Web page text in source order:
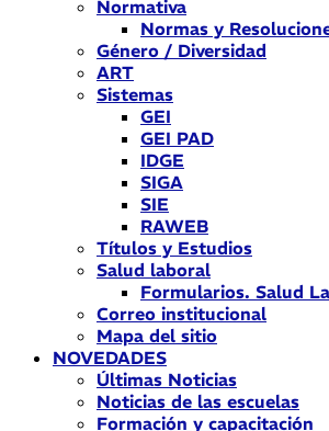
Normativa
Normas y
Género / Diversidad
ART
Sistemas
GEI
GEI PAD
IDGE
SIGA
SIE
RAWEB
Títulos y Estudios
Salud laboral
Formularios. Salud
Correo institucional
Mapa del sitio
NOVEDADES
Últimas Noticias
Noticias de las escuelas
Formación y capacitación